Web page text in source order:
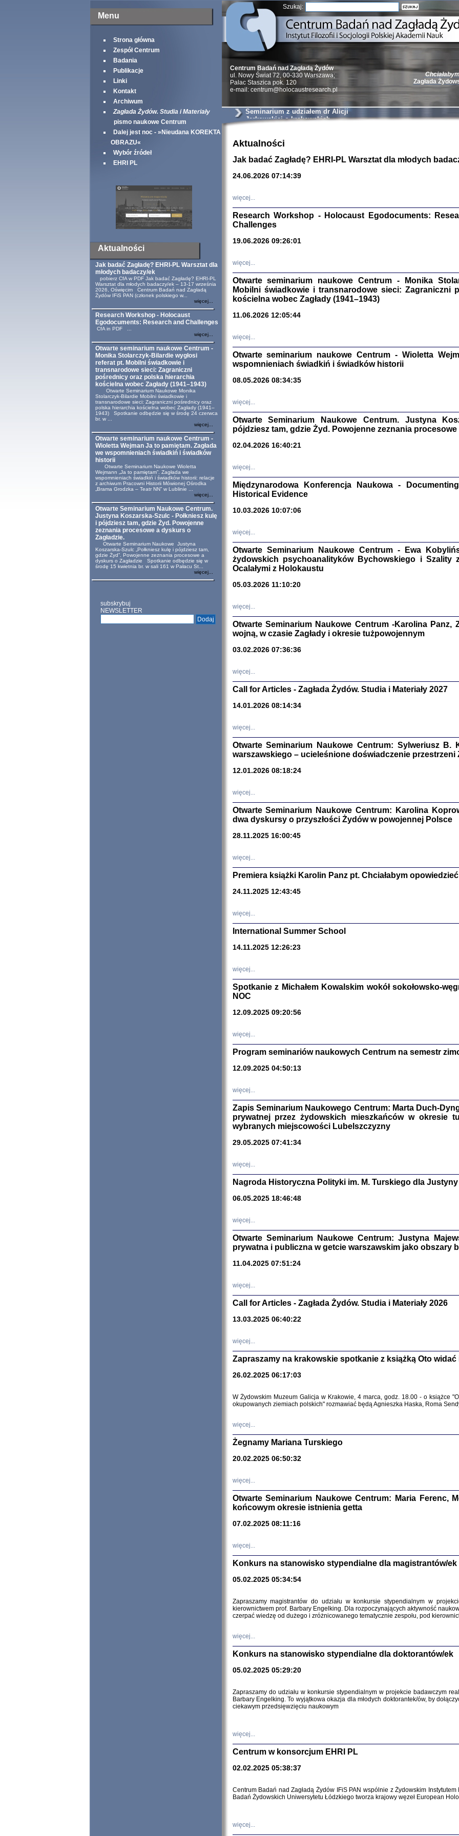
Menu
Strona główna
Zespół Centrum
Badania
Publikacje
Linki
Kontakt
Archiwum
Zagłada Żydów. Studia i Materiały
pismo naukowe Centrum
Dalej jest noc - »Nieudana KOREKTA
OBRAZU«
Wybór źródeł
EHRI PL
Aktualności
Jak badać Zagładę? EHRI-PL Warsztat dla
młodych badaczy/ek
pobierz CfA w PDF Jak badać Zagładę? EHRI-PL
Warsztat dla młodych badaczy/ek – 13-17 września
2026, Oświęcim Centrum Badań nad Zagładą
Żydów IFiS PAN (członek polskiego w...
więcej...
Research Workshop - Holocaust
Egodocuments: Research and Challenges
CfA in PDF ...
więcej...
Otwarte seminarium naukowe Centrum -
Monika Stolarczyk-Bilardie wygłosi
referat pt. Mobilni świadkowie i
transnarodowe sieci: Zagraniczni
pośrednicy oraz polska hierarchia
kościelna wobec Zagłady (1941–1943)
Otwarte Seminarium Naukowe Monika
Stolarczyk-Bilardie Mobilni świadkowie i
transnarodowe sieci: Zagraniczni pośrednicy oraz
polska hierarchia kościelna wobec Zagłady (1941–
1943) Spotkanie odbędzie się w środę 24 czerwca
br. w ...
więcej...
Otwarte seminarium naukowe Centrum -
Wioletta Wejman Ja to pamiętam. Zagłada
we wspomnieniach świadkiń i świadków
historii
Otwarte Seminarium Naukowe Wioletta
Wejmann „Ja to pamiętam”. Zagłada we
wspomnieniach świadkiń i świadków historii: relacje
z archiwum Pracowni Historii Mówionej Ośrodka
„Brama Grodzka – Teatr NN” w Lublinie ...
więcej...
Otwarte Seminarium Naukowe Centrum.
Justyna Koszarska-Szulc - Połkniesz kulę
i pójdziesz tam, gdzie Żyd. Powojenne
zeznania procesowe a dyskurs o
Zagładzie.
Otwarte Seminarium Naukowe Justyna
Koszarska-Szulc „Połkniesz kulę i pójdziesz tam,
gdzie Żyd”. Powojenne zeznania procesowe a
dyskurs o Zagładzie Spotkanie odbędzie się w
środę 15 kwietnia br. w sali 161 w Pałacu St...
więcej...
subskrybuj
NEWSLETTER
Szukaj:
Zagłada
Natalia Aleksiun,
Deborah Dash
Turski, Laurence
Warszawa
nr 17, R.
Warszawa
NIE WIEMY CO
Dziennik
Moszek Baum, oprac.
Zagłada
Studia i
'z
Józef Zelkowicz,
CZYTAJĄC
Dziennik
Zagłada
Studia i
Warszawa
TYLEŚMY
Dziennik
Warszawie
oprac. i
SNY
SZCZĘŚCIE
Losy kobiet
Centrum Badań nad Zagładą Żydów
ul. Nowy Świat 72, 00-330 Warszawa;
Palac Staszica pok. 120
e-mail: centrum@holocaustresearch.pl
Seminarium z udziałem dr Alicji
Jarkowskiej o krakowskich
Aktualności
Jak badać Zagładę? EHRI-PL Warsztat dla młodych
24.06.2026 07:14:39
więcej...
Research Workshop - Holocaust Egodocuments:
Challenges
19.06.2026 09:26:01
więcej...
Otwarte seminarium naukowe Centrum - Monika
Mobilni świadkowie i transnarodowe sieci: Zagraniczni
kościelna wobec Zagłady (1941–1943)
11.06.2026 12:05:44
więcej...
Otwarte seminarium naukowe Centrum - Wioletta
wspomnieniach świadkiń i świadków historii
08.05.2026 08:34:35
więcej...
Otwarte Seminarium Naukowe Centrum. Justyna
pójdziesz tam, gdzie Żyd. Powojenne zeznania procesowe
02.04.2026 16:40:21
więcej...
Międzynarodowa Konferencja Naukowa -
Historical Evidence
10.03.2026 10:07:06
więcej...
Otwarte Seminarium Naukowe Centrum - Ewa
żydowskich psychoanalityków Bychowskiego i
Ocalałymi z Holokaustu
05.03.2026 11:10:20
więcej...
Otwarte Seminarium Naukowe Centrum -Karolina Panz,
wojną, w czasie Zagłady i okresie tużpowojennym
03.02.2026 07:36:36
więcej...
Call for Articles - Zagłada Żydów. Studia i Materiały 2027
14.01.2026 08:14:34
więcej...
Otwarte Seminarium Naukowe Centrum: Sylweriusz B.
warszawskiego – ucieleśnione doświadczenie przestrzeni
12.01.2026 08:18:24
więcej...
Otwarte Seminarium Naukowe Centrum: Karolina
dwa dyskursy o przyszłości Żydów w powojennej Polsce
28.11.2025 16:00:45
więcej...
Premiera książki Karolin Panz pt. Chciałabym
24.11.2025 12:43:45
więcej...
International Summer School
14.11.2025 12:26:23
więcej...
Spotkanie z Michałem Kowalskim wokół sokołowsko-
NOC
12.09.2025 09:20:56
więcej...
Program seminariów naukowych Centrum na semestr
12.09.2025 04:50:13
więcej...
Zapis Seminarium Naukowego Centrum: Marta Duch-
prywatnej przez żydowskich mieszkańców w okresie
wybranych miejscowości Lubelszczyzny
29.05.2025 07:41:34
więcej...
Nagroda Historyczna Polityki im. M. Turskiego dla
06.05.2025 18:46:48
więcej...
Otwarte Seminarium Naukowe Centrum: Justyna
prywatna i publiczna w getcie warszawskim jako obszary
11.04.2025 07:51:24
więcej...
Call for Articles - Zagłada Żydów. Studia i Materiały 2026
13.03.2025 06:40:22
więcej...
Zapraszamy na krakowskie spotkanie z książką Oto widać
26.02.2025 06:17:03
W Żydowskim Muzeum Galicja w Krakowie, 4 marca, godz. 18.00 - o książce
okupowanych ziemiach polskich" rozmawiać będą Agnieszka Haska, Roma
więcej...
Żegnamy Mariana Turskiego
20.02.2025 06:50:32
więcej...
Otwarte Seminarium Naukowe Centrum: Maria Ferenc,
końcowym okresie istnienia getta
07.02.2025 08:11:16
więcej...
Konkurs na stanowisko stypendialne dla magistrantów/ek
05.02.2025 05:34:54
Zapraszamy magistrantów do udziału w konkursie stypendialnym w
kierownictwem prof. Barbary Engelking. Dla rozpoczynających aktywność
czerpać wiedzę od dużego i zróżnicowanego tematycznie zespołu, pod
więcej...
Konkurs na stanowisko stypendialne dla doktorantów/ek
05.02.2025 05:29:20
Zapraszamy do udziału w konkursie stypendialnym w projekcie badawczym
Barbary Engelking. To wyjątkowa okazja dla młodych doktorantek/ów, by
ciekawym przedsięwzięciu naukowym
więcej...
Centrum w konsorcjum EHRI PL
02.02.2025 05:38:37
Centrum Badań nad Zagładą Żydów IFiS PAN wspólnie z Żydowskim
Badań Żydowskich Uniwersytetu Łódzkiego tworza krajowy węzeł European
więcej...